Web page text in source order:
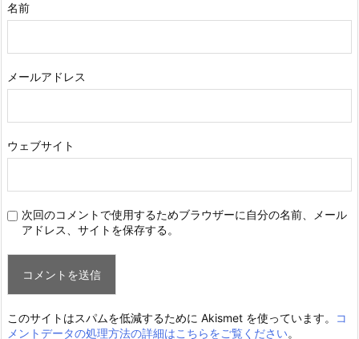
名前
メールアドレス
ウェブサイト
次回のコメントで使用するためブラウザーに自分の名前、メール
アドレス、サイトを保存する。
このサイトはスパムを低減するために Akismet を使っています。
コ
メントデータの処理方法の詳細はこちらをご覧ください。